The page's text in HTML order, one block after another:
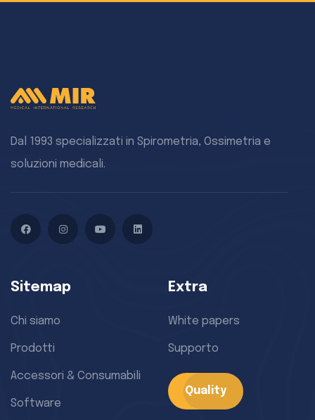
Dal 1993 specializzati in Spirometria, Ossimetria e
soluzioni medicali.
Sitemap
Chi siamo
Prodotti
Accessori & Consumabili
Software
Extra
White papers
Supporto
Quality